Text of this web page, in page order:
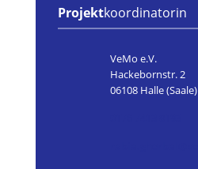
Projektkoordinatorin
VeMo e.V.
Hackebornstr. 2
06108 Halle (Saale)